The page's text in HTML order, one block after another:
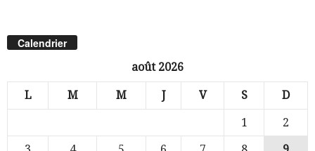
Calendrier
août 2026
L M M J V S D
1
2